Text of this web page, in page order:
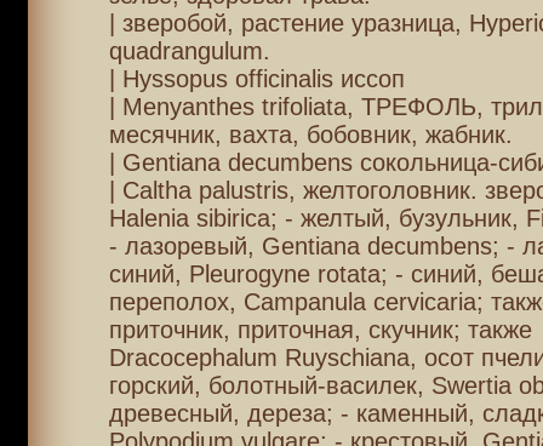
| зверобой, растение уразница,
quadrangulum.
| Hyssopus officinalis иссоп
| Menyanthes trifoliata, ТРЕФОЛЬ,
месячник, вахта, бобовник, жабник.
| Gentiana decumbens сокольница-
| Caltha palustris, желтоголовник.
Halenia sibirica; - желтый, бузульник,
- лазоревый, Gentiana decumbens; -
синий, Pleurogyne rotata; - синий,
переполох, Campanula cervicaria;
приточник, приточная, скучник; также
Dracocephalum Ruyschiana, осот
горский, болотный-василек, Swertia
древесный, дереза; - каменный,